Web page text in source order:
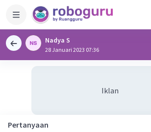
Nadya S
28 Januari 2023 07:36
Iklan
Pertanyaan